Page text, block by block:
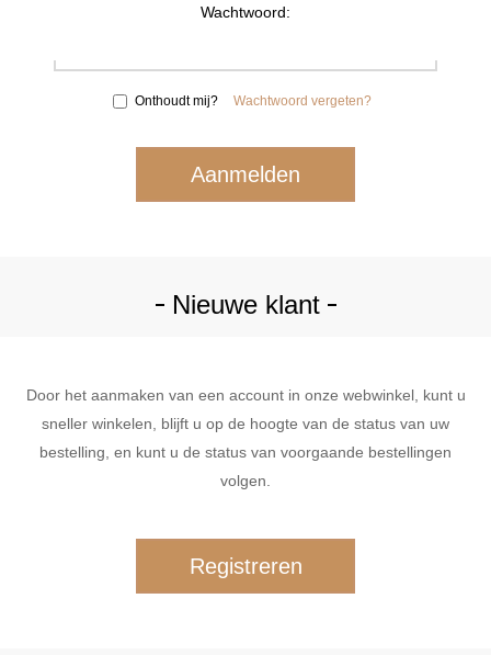
Wachtwoord:
Onthoudt mij? Wachtwoord vergeten?
Nieuwe klant
Door het aanmaken van een account in onze webwinkel, kunt u
sneller winkelen, blijft u op de hoogte van de status van uw
bestelling, en kunt u de status van voorgaande bestellingen
volgen.